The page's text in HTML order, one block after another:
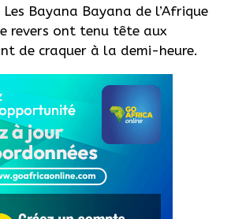
Les Bayana Bayana de l’Afrique
revers ont tenu tête aux
de craquer à la demi-heure.